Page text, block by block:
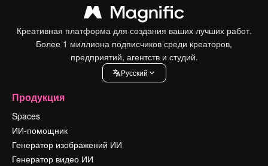
Креативная платформа для создания ваших лучших работ.
Более 1 миллиона подписчиков среди креаторов,
предприятий, агентств и студий.
Pусский
Продукция
Spaces
ИИ-помощник
Генератор изображений ИИ
Генератор видео ИИ